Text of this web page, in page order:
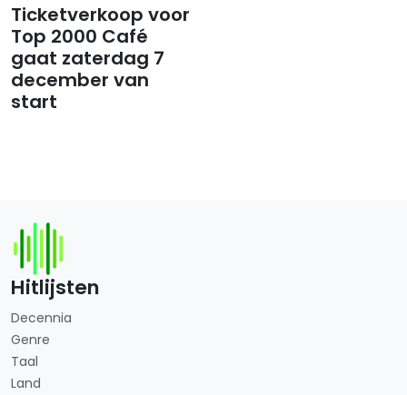
Ticketverkoop voor
Top 2000 Café
gaat zaterdag 7
december van
start
Hitlijsten
Decennia
Genre
Taal
Land